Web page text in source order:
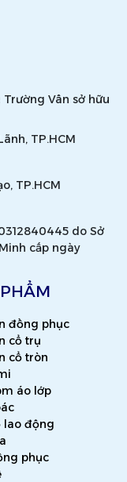
Vân sở hữu
TP.HCM
TP.HCM
do Sở
cấp ngày
đồng phục
cổ trụ
cổ tròn
áo lớp
lao động
phục